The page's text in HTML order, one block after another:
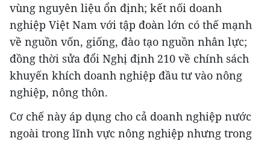
vùng nguyên liệu ổn định; kết nối doanh
nghiệp Việt Nam với tập đoàn lớn có thế mạnh
về nguồn vốn, giống, đào tạo nguồn nhân lực;
đồng thời sửa đổi Nghị định 210 về chính sách
khuyến khích doanh nghiệp đầu tư vào nông
nghiệp, nông thôn.
Cơ chế này áp dụng cho cả doanh nghiệp nước
ngoài trong lĩnh vực nông nghiệp nhưng trong